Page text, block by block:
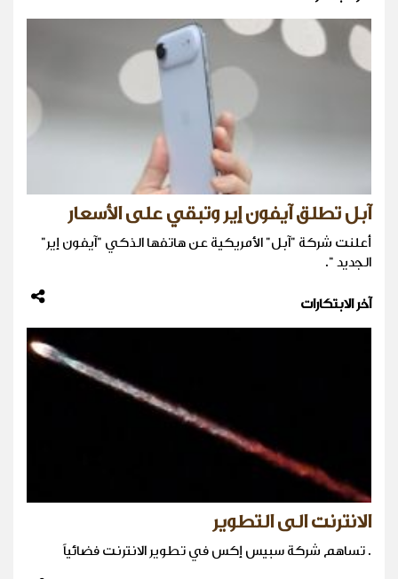
آبل تطلق آيفون إير وتبقي على الأسعار
أعلنت شركة "آبل" الأمريكية عن هاتفها الذكي "آيفون إير"
الجديد “.
آخر الابتكارات
الانترنت الى التطوير
. تساهم شركة سبيس إكس في تطوير الانترنت فضائياً